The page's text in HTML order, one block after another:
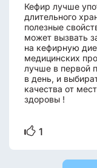
Кефир лучше
длительного
полезные
может вызвать
на кефирную
медицинских
лучше в первой
в день, и
качества от
здоровы !
1